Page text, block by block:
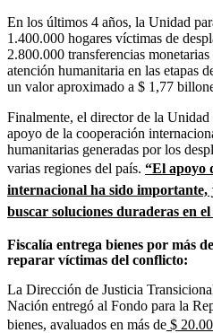
En los últimos 4 años, la Unidad
1.400.000 hogares víctimas de
2.800.000 transferencias
atención humanitaria en las etapas
un valor aproximado a $ 1,77
Finalmente, el director de la
apoyo de la cooperación
humanitarias generadas por los
varias regiones del país. “El apoyo
internacional ha sido importante,
buscar soluciones duraderas en
Fiscalía entrega bienes por más
reparar víctimas del conflicto:
La Dirección de Justicia
Nación entregó al Fondo para la
bienes, avaluados en más de $